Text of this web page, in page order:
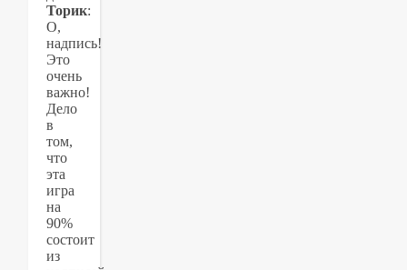
Торик:
О,
надпись!
Это
очень
важно!
Дело
в
том,
что
эта
игра
на
90%
состоит
из